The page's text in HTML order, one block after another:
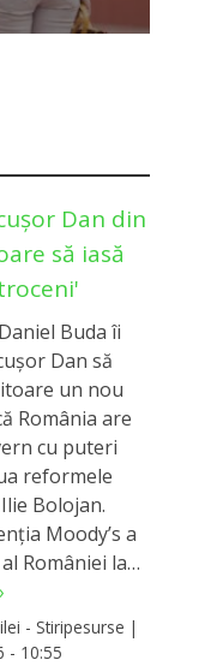
Dan din
să iasă
Buda îi
Dan să
un nou
România are
cu puteri
reformele
Bolojan.
Moody’s a
României la…
- Stiripesurse |
- 10:55